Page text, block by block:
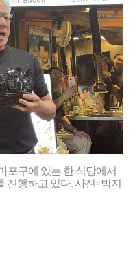
포구에 있는 한 식당에서
진행하고 있다. 사진=박지